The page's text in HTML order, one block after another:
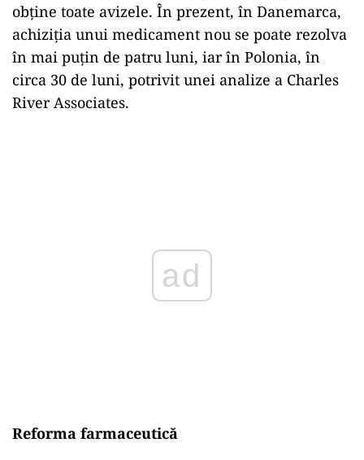
obține toate avizele. În prezent, în Danemarca,
achiziția unui medicament nou se poate rezolva
în mai puțin de patru luni, iar în Polonia, în
circa 30 de luni, potrivit unei analize a Charles
River Associates.
ad
Reforma farmaceutică